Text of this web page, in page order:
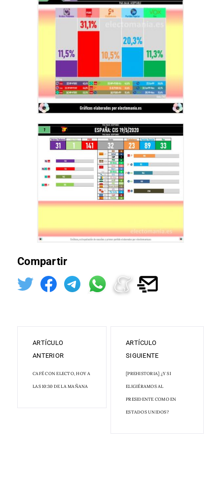
Compartir
ARTÍCULO
ANTERIOR
CAFÉ CON ELECTO, HOY A
LAS 10:30 DE LA MAÑANA
ARTÍCULO
SIGUIENTE
[PREHISTORIA] ¿Y SI
ELIGIÉRAMOS AL
PRESIDENTE COMO EN
ESTADOS UNIDOS?